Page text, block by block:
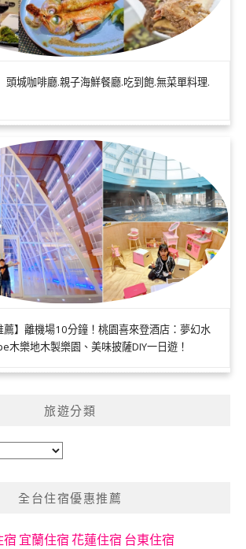
頭城咖啡廳.親子海鮮餐廳.吃到飽.無菜單料理.
薦】離機場10分鐘！桃園喜來登酒店：夢幻水
木樂地木製樂園、美味披薩DIY一日遊！
旅遊分類
全台住宿優惠推薦
宿 宜蘭住宿花蓮住宿 台東住宿